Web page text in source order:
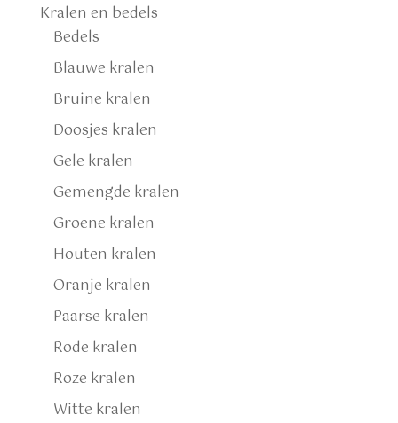
Kralen en bedels
Bedels
Blauwe kralen
Bruine kralen
Doosjes kralen
Gele kralen
Gemengde kralen
Groene kralen
Houten kralen
Oranje kralen
Paarse kralen
Rode kralen
Roze kralen
Witte kralen